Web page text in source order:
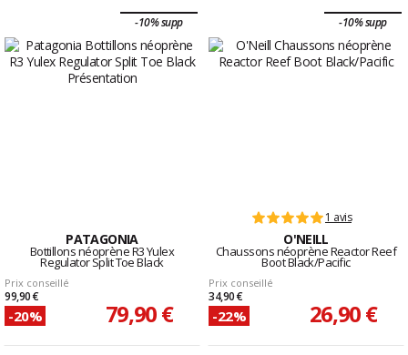
-10% supp
PATAGONIA
Bottillons néoprène R3 Yulex
Regulator Split Toe Black
Prix conseillé
99,90 €
-20% 79,90 €
-10% supp
1 avis
O'NEILL
Chaussons néoprène Reactor Reef
Boot Black/Pacific
Prix conseillé
34,90 €
-22% 26,90 €